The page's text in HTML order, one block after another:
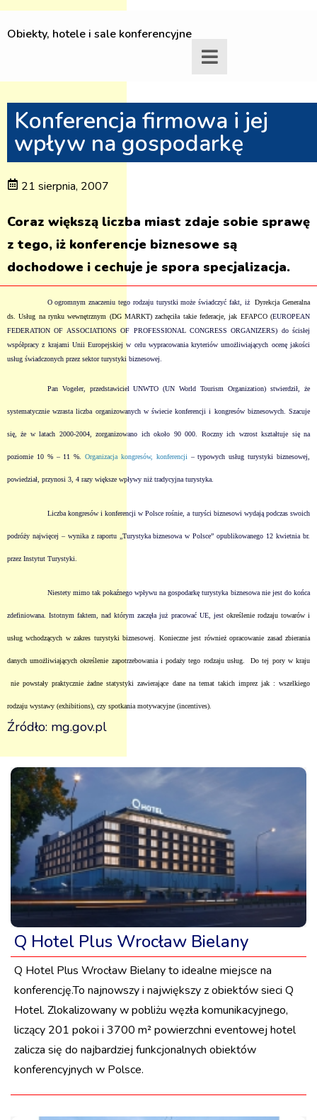
Obiekty, hotele i sale konferencyjne
Konferencja firmowa i jej
wpływ na gospodarkę
21 sierpnia, 2007
Coraz większą liczba miast zdaje sobie sprawę
z tego, iż konferencje biznesowe są
dochodowe i cechuje je spora specjalizacja.
O ogromnym znaczeniu tego rodzaju turystki może świadczyć fakt, iż
Dyrekcja Generalna
ds. Usług na rynku wewnętrznym (DG MARKT) zachęciła takie federacje, jak EFAPCO (EUROPEAN
FEDERATION OF ASSOCIATIONS OF PROFESSIONAL CONGRESS ORGANIZERS) do ścisłej
współpracy z krajami Unii Europejskiej w celu wypracowania kryteriów umożliwiających ocenę jakości
usług świadczonych przez sektor turystyki biznesowej.
Pan Vogeler, przedstawiciel UNWTO (UN World Tourism Organization) stwierdził, że
systematycznie wzrasta liczba organizowanych w świeciekonferencji i kongresów biznesowych. Szacuje
się, że w latach 2000-2004, zorganizowano ich około 90 000. Roczny ich wzrost kształtuje się na
poziomie 10 % – 11 %.Organizacja kongresów, konferencji – typowych usług turystyki biznesowej,
powiedział, przynosi 3, 4 razy większe wpływy niż tradycyjna turystyka.
Liczba kongresów i konferencji w Polsce rośnie, a turyści biznesowi wydają podczas swoich
podróży najwięcej – wynika z raportu „Turystyka biznesowa w Polsce” opublikowanego 12 kwietnia br.
przez Instytut Turystyki.
Niestety mimo tak pokaźnego wpływu na gospodarkę turystyka biznesowa nie jest do końca
zdefiniowana. Istotnym faktem, nad którym zaczęła już pracować UE, jest określenie rodzaju towarów i
usług wchodzących w zakres turystyki biznesowej. Konieczne jest również opracowanie zasad zbierania
danych umożliwiających określenie zapotrzebowania i podaży tego rodzaju usług. Do tej pory w kraju
nie powstały praktycznie żadne statystyki zawierające dane na temat takich imprez jak : wszelkiego
rodzaju wystawy (exhibitions), czy spotkania motywacyjne (incentives).
Źródło: mg.gov.pl
Q Hotel Plus Wrocław Bielany
Q Hotel Plus Wrocław Bielany to idealne miejsce na
konferencję.To najnowszy i największy z obiektów sieci Q
Hotel. Zlokalizowany w pobliżu węzła komunikacyjnego,
liczący 201 pokoi i 3700 m² powierzchni eventowej hotel
zalicza się do najbardziej funkcjonalnych obiektów
konferencyjnych w Polsce.